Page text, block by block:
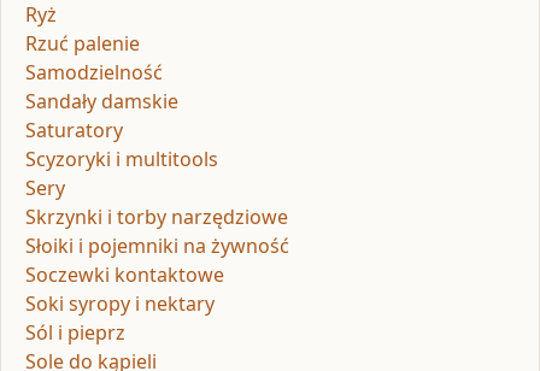
Ryż
Rzuć palenie
Samodzielność
Sandały damskie
Saturatory
Scyzoryki i multitools
Sery
Skrzynki i torby narzędziowe
Słoiki i pojemniki na żywność
Soczewki kontaktowe
Soki syropy i nektary
Sól i pieprz
Sole do kąpieli